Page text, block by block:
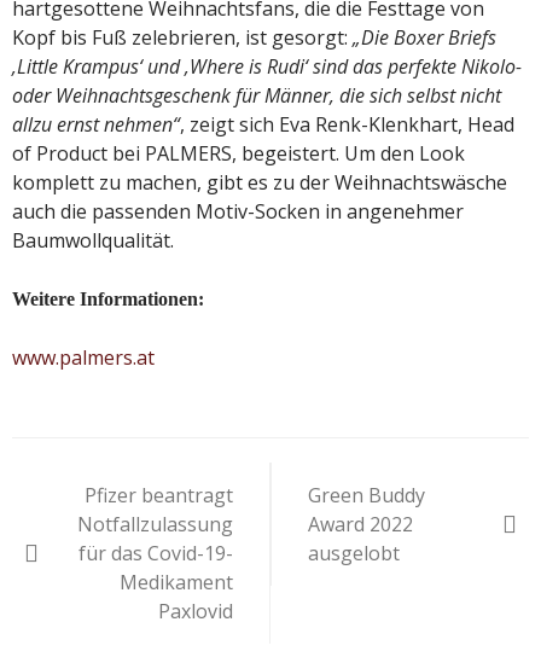
hartgesottene Weihnachtsfans, die die Festtage von
Kopf bis Fuß zelebrieren, ist gesorgt: „Die Boxer Briefs
‚Little Krampus‘ und ‚Where is Rudi‘ sind das perfekte Nikolo-
oder Weihnachtsgeschenk für Männer, die sich selbst nicht
allzu ernst nehmen“, zeigt sich Eva Renk-Klenkhart, Head
of Product bei PALMERS, begeistert. Um den Look
komplett zu machen, gibt es zu der Weihnachtswäsche
auch die passenden Motiv-Socken in angenehmer
Baumwollqualität.
Weitere Informationen:
www.palmers.at
Pfizer beantragt
Notfallzulassung
für das Covid-19-
Medikament
Paxlovid
Green Buddy
Award 2022
ausgelobt